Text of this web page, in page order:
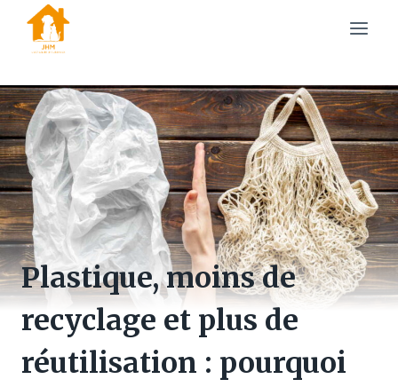
content
Plastique, moins de
recyclage et plus de
réutilisation : pourquoi